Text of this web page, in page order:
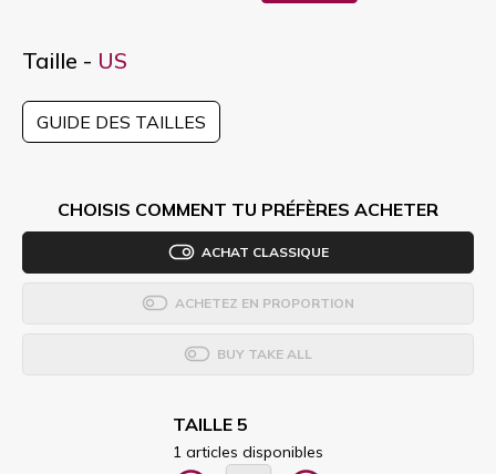
Taille - US
GUIDE DES TAILLES
CHOISIS COMMENT TU PRÉFÈRES ACHETER
ACHAT CLASSIQUE
ACHETEZ EN PROPORTION
BUY TAKE ALL
TAILLE 5
1 articles disponibles